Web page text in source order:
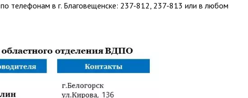
телефонам в г. Благовещенске: 237-812, 237-813 или в любом